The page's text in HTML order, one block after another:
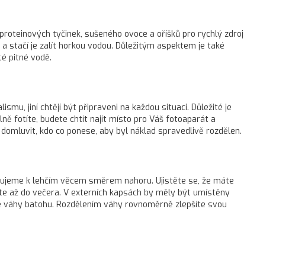
tyčinek, sušeného ovoce a oříšků pro rychlý zdroj
stačí je zalít horkou vodou. Důležitým aspektem je také
pitné vodě.
jiní chtějí být připraveni na každou situaci. Důležité je
fotíte, budete chtít najít místo pro Váš fotoaparát a
kdo co ponese, aby byl náklad spravedlivě rozdělen.
k lehčím věcem směrem nahoru. Ujistěte se, že máte
až do večera. V externích kapsách by měly být umístěny
batohu. Rozdělením váhy rovnoměrně zlepšíte svou